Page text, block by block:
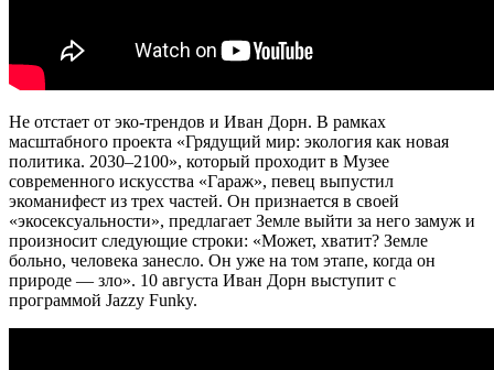
Не отстает от эко-трендов и Иван Дорн. В рамках
масштабного проекта «Грядущий мир: экология как новая
политика. 2030–2100», который проходит в Музее
современного искусства «Гараж», певец выпустил
экоманифест из трех частей. Он признается в своей
«экосексуальности», предлагает Земле выйти за него замуж и
произносит следующие строки: «Может, хватит? Земле
больно, человека занесло. Он уже на том этапе, когда он
природе — зло». 10 августа Иван Дорн выступит с
программой Jazzy Funky.